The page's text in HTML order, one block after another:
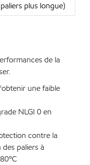
plus longue)
de la
une faible
NLGI 0 en
contre la
paliers à